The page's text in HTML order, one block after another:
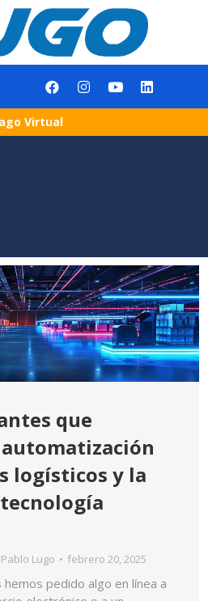
Virtual
que
logísticos y la
Lugo febrero 20, 2025
pedido algo en línea a